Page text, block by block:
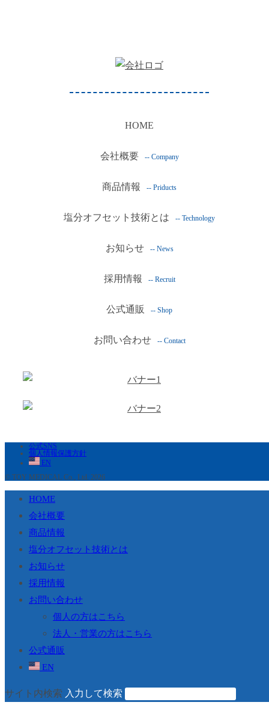
HOME
会社概要 -- Company
商品情報 -- Priducts
塩分オフセット技術とは -- Technology
お知らせ -- News
採用情報 -- Recruit
公式通販 -- Shop
お問い合わせ -- Contact
公式SNS
個人情報保護方針
EN
© TOY MEDICAL Co., Ltd. 2026
HOME
会社概要
商品情報
塩分オフセット技術とは
お知らせ
採用情報
お問い合わせ
個人の方はこちら
法人・営業の方はこちら
公式通販
EN
サイト内検索 入力して検索